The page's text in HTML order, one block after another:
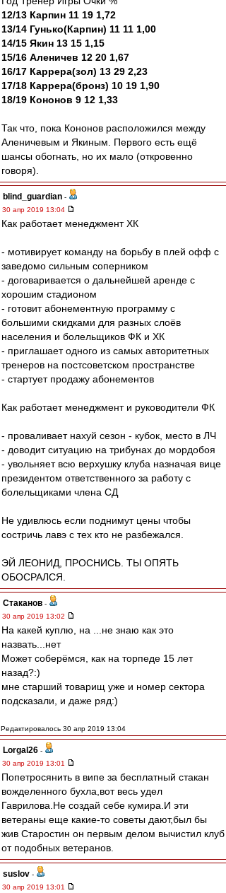
12/13 Карпин 11 19 1,72
13/14 Гунько(Карпин) 11 11 1,00
14/15 Якин 13 15 1,15
15/16 Аленичев 12 20 1,67
16/17 Каррера(зол) 13 29 2,23
17/18 Каррера(бронз) 10 19 1,90
18/19 Кононов 9 12 1,33
Так что, пока Кононов расположился между
Аленичевым и Якиным. Первого есть ещё
шансы обогнать, но их мало (откровенно
говоря).
blind_guardian -
30 апр 2019 13:04
Как работает менеджмент ХК
- мотивирует команду на борьбу в плей офф с
заведомо сильным соперником
- договаривается о дальнейшей аренде с
хорошим стадионом
- готовит абонементную программу с
большими скидками для разных слоёв
населения и болельщиков ФК и ХК
- приглашает одного из самых авторитетных
тренеров на постсоветском пространстве
- стартует продажу абонементов
Как работает менеджмент и руководители ФК
- проваливает нахуй сезон - кубок, место в ЛЧ
- доводит ситуацию на трибунах до мордобоя
- увольняет всю верхушку клуба назначая вице
президентом ответственного за работу с
болельщиками члена СД
Не удивлюсь если поднимут цены чтобы
состричь лавэ с тех кто не разбежался.
ЭЙ ЛЕОНИД, ПРОСНИСЬ. ТЫ ОПЯТЬ
ОБОСРАЛСЯ.
Cтаканов -
30 апр 2019 13:02
На какей куплю, на ...не знаю как это
назвать...нет
Может соберёмся, как на торпеде 15 лет
назад?:)
мне старший товарищ уже и номер сектора
подсказали, и даже ряд:)
Редактировалось 30 апр 2019 13:04
Lorgal26 -
30 апр 2019 13:01
Попетросянить в випе за бесплатный стакан
вожделенного бухла,вот весь удел
Гаврилова.Не создай себе кумира.И эти
ветераны еще какие-то советы дают,был бы
жив Старостин он первым делом вычистил клуб
от подобных ветеранов.
suslov -
30 апр 2019 13:01